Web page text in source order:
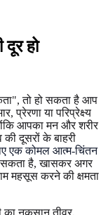
हो
तो हो सकता है आप
प्रेरणा या परिप्रेक्ष्य
आपका मन और शरीर
दूसरों के बाहरी
एक कोमल आत्म-चिंतन
सकता है, खासकर अगर
महसूस करने की क्षमता
का नुकसान तीव्र,